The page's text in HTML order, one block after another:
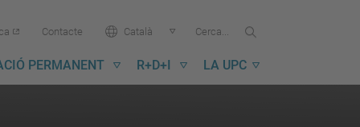
Contacte Idioma:Català Cercar...
UPC
PERMANENT R+D+I LA UPC